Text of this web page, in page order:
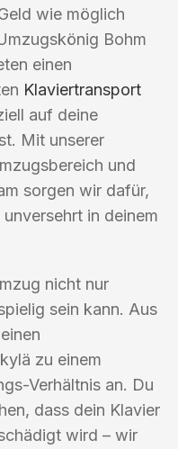
wie möglich
Bohm
einen
Klaviertransport
auf deine
Mit unserer
und
sorgen wir dafür,
in deinem
nicht nur
sein kann. Aus
zu einem
Verhältnis an. Du
dass dein Klavier
wird – wir